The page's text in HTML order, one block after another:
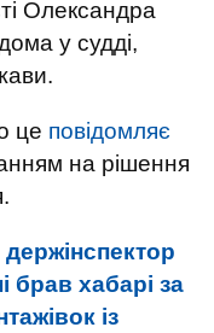
Олександра
у судді,
це повідомляє
на рішення
брав хабарі за
із